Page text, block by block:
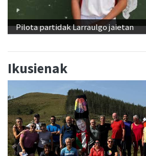
Pilota partidak Larraulgo jaietan
Ikusienak